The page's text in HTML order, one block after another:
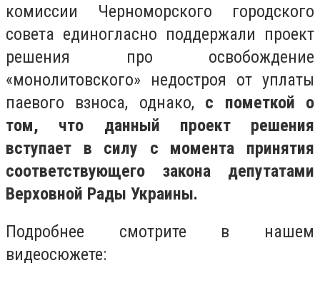
комиссии Черноморского городского
совета единогласно поддержали проект
решения про освобождение
«монолитовского» недостроя от уплаты
паевого взноса, однако, с пометкой о
том, что данный проект решения
вступает в силу с момента принятия
соответствующего закона депутатами
Верховной Рады Украины.
Подробнее смотрите в нашем
видеосюжете: